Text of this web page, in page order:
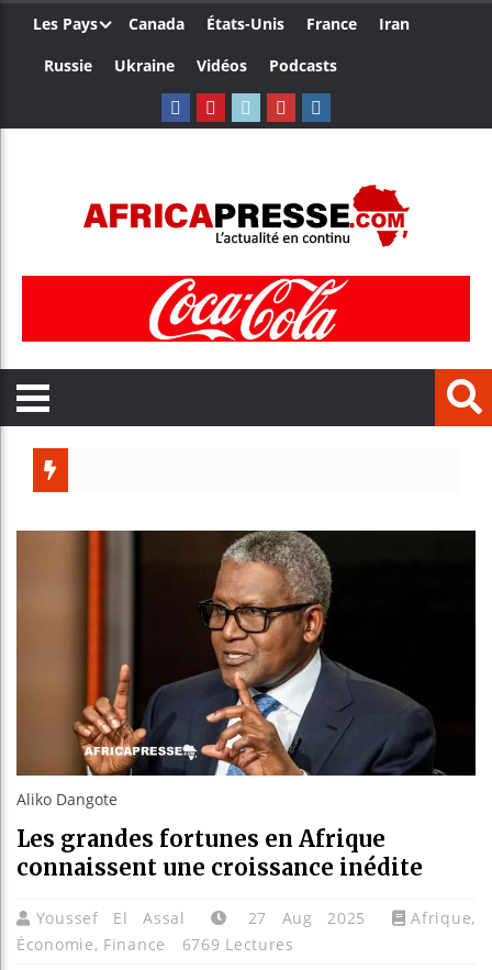
Les Pays Canada États-Unis France
Iran
Russie
Ukraine Vidéos Podcasts
Aliko Dangote
Les grandes fortunes en Afrique
connaissent une croissance inédite
Youssef El Assal 27 Aug 2025 Afrique,
Économie, Finance 6769 Lectures